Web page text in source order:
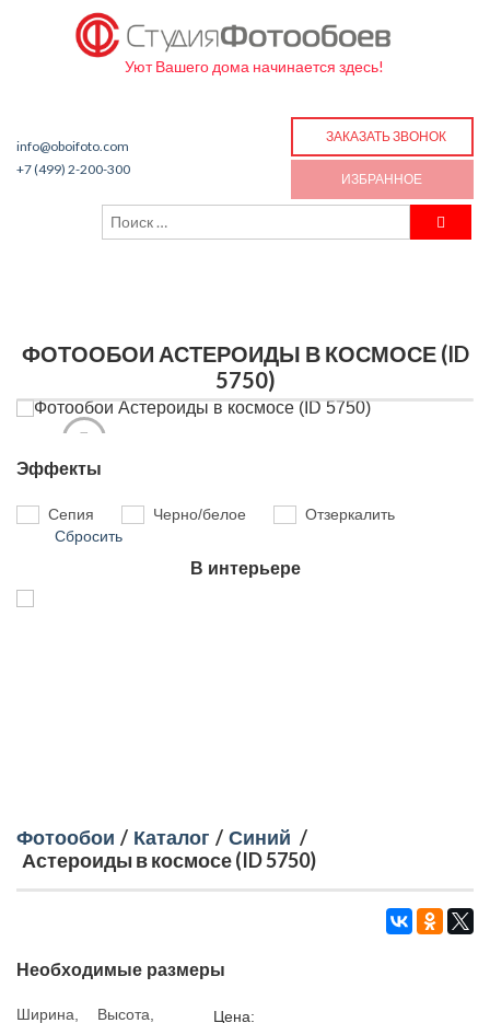
Уют Вашего дома начинается здесь!
info@oboifoto.com
+7 (499) 2-200-300
ЗАКАЗАТЬ ЗВОНОК
ИЗБРАННОЕ
ФОТООБОИ АСТЕРОИДЫ В КОСМОСЕ (ID
5750)
Эффекты
Сепия Черно/белое
Отзеркалить
Сбросить
В интерьере
Фотообои / Каталог / Синий /
Астероиды в космосе (ID 5750)
Необходимые размеры
Ширина,
Высота,
Цена: